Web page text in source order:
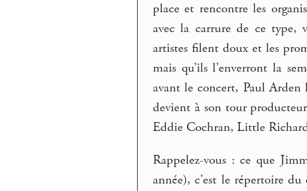
place et rencontre les
avec la carrure de ce type,
artistes filent doux et les
mais qu’ils l’enverront la
avant le concert, Paul Arden
devient à son tour
Eddie Cochran, Little
Rappelez-vous : ce que
année), c’est le répertoire